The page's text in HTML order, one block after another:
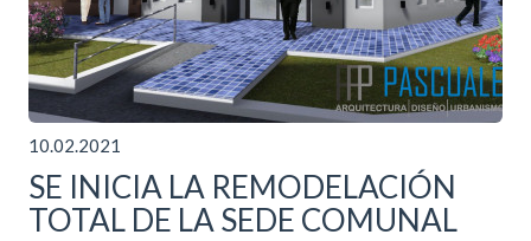
10.02.2021
SE INICIA LA REMODELACIÓN
TOTAL DE LA SEDE COMUNAL